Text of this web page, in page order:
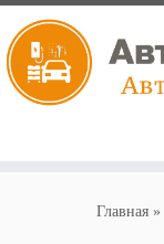
Главная »